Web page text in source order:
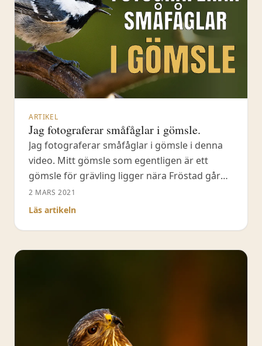
ARTIKEL
Jag fotograferar småfåglar i gömsle.
Jag fotograferar småfåglar i gömsle i denna
video. Mitt gömsle som egentligen är ett
gömsle för grävling ligger nära Fröstad gård.
Ett gömsle är inte superviktigt när du
fotograferar småfåglar som exempelvis
dessa fåglar. Jag fotograferar småfåglar i
2 MARS 2021
Läs artikeln